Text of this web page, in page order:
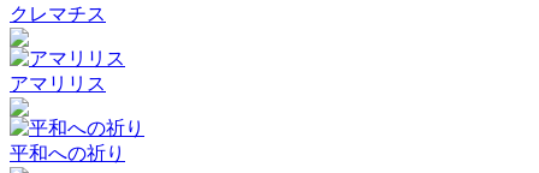
クレマチス
アマリリス
平和への祈り